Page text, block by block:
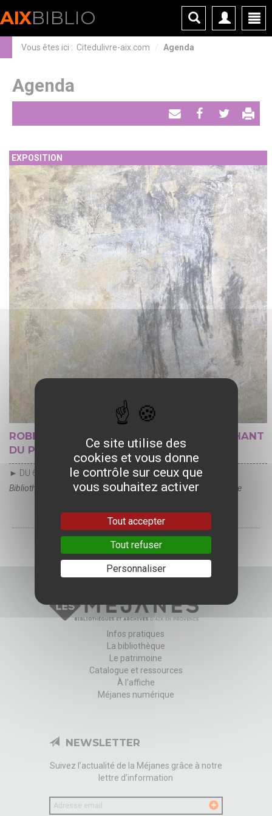
AIXBIBLIO
Vous êtes ici : Citedulivre-aix.com Agenda
Agenda
Envoyer PartagerTweeter
EXPOSITION
ROBERT LOBET : SAINT-JOHN PERSE, LE CHANT
DU PAYSAGE
► DU 6 SEPTEMBRE AU 26 OCTOBRE
Bibliothèque patrimoniale et archives municipales Michel-Vovelle
Infos pratiques
La bibliothèque
Le patrimoine
Catalogue et ressources
À l'affiche
Méjanes numérique
NEWSLETTER
Suivez l’actualité de la Méjanes grâce à notre
lettre d’information
Ce site utilise des
cookies et vous donne
le contrôle sur ceux que
vous souhaitez activer
Tout accepter
Tout refuser
Personnaliser